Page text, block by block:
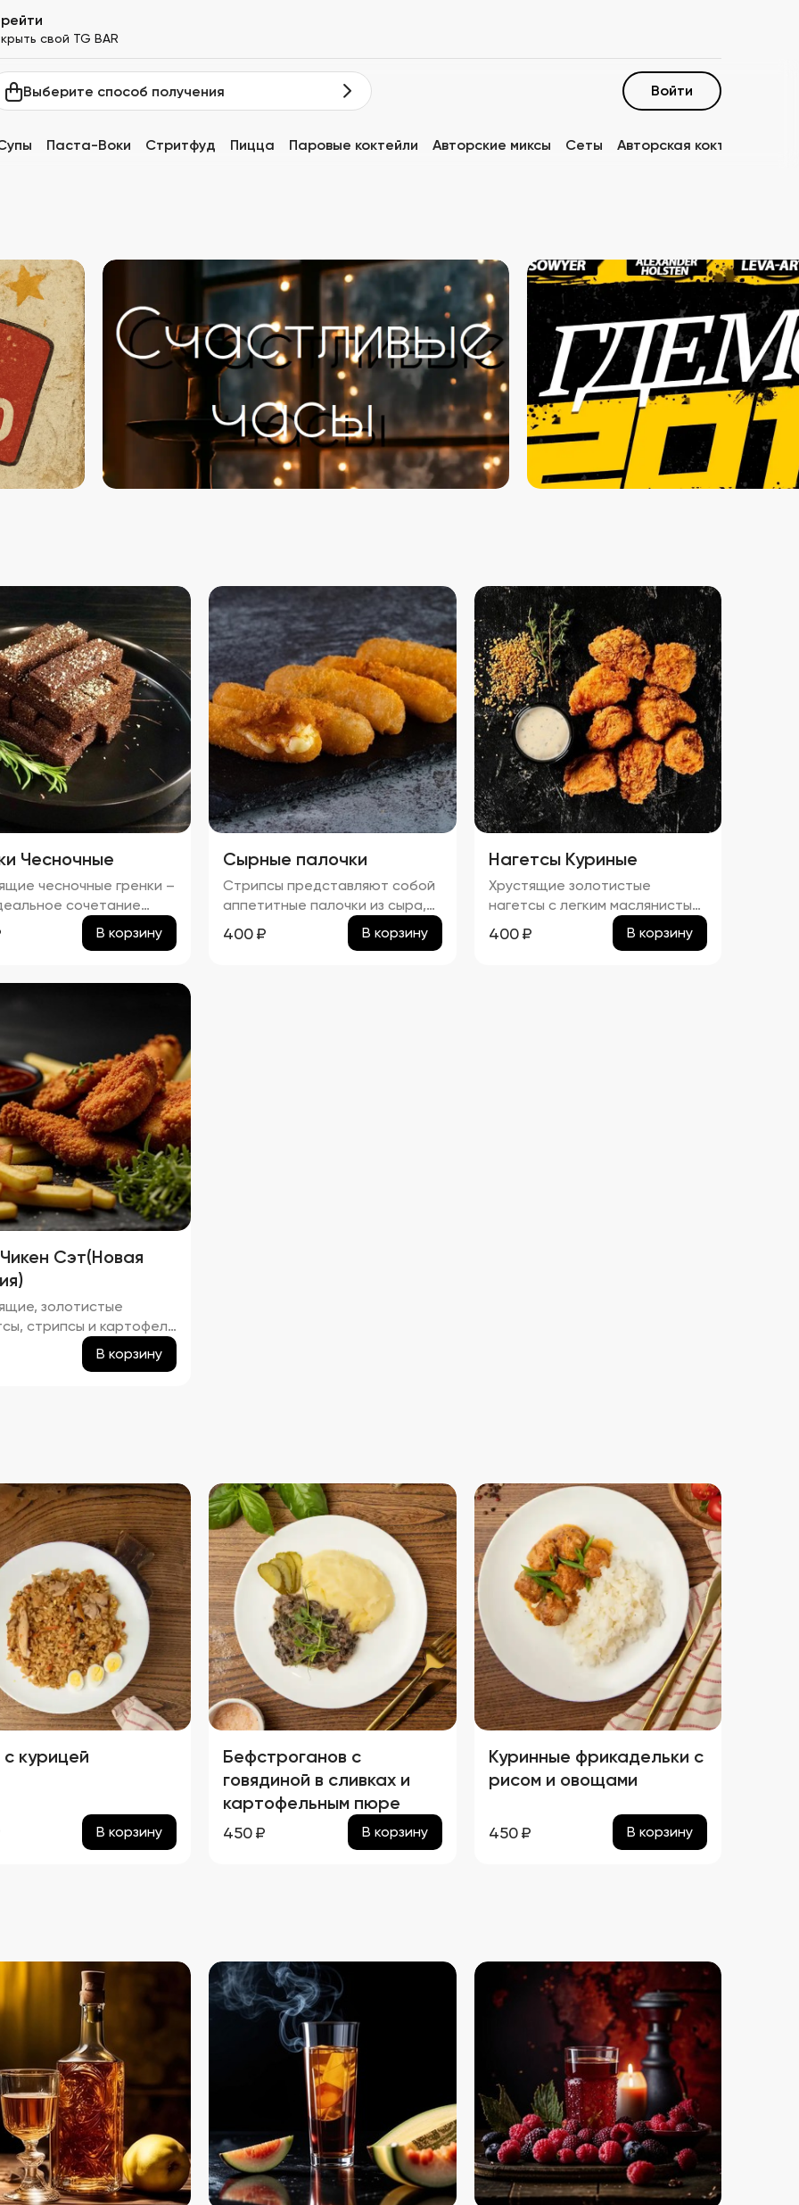
свой TG BAR
Выберите способ получения Войти
Паста-Воки Стритфуд Пицца Паровые коктейли Авторские миксы Сеты Авторская коктейльная
Чесночные
чесночные гренки –
сочетание
корочки и нежного
чеснока. Каждый
налетом, который
соус добавляет
мягкость и
текстуру, а пряности
изысканное
Эти гренки
отличным дополнением
блюду!
В корзину
Сырные палочки
Стрипсы представляют собой
аппетитные палочки из сыра,
обжаренные до золотистой
корочки. Вкус нежного
400₽ В корзину
Нагетсы Куриные
Хрустящие золотистые
нагетсы с легким маслянистым
блеском и тонким слоем соуса.
Аромат блюда сочетает в
400 ₽ В корзину
Сэт(Новая
золотистые
стрипсы и картофель
маслянистым
Аромат блюда
оттенки
курицы и картофеля.
продуктов плотная и
создавая приятное
при каждом укусе.
В корзину
курицей
В корзину
Бефстроганов с
говядиной в сливках и
картофельным пюре
450₽ В корзину
Куринные фрикадельки с
рисом и овощами
450 ₽ В корзину